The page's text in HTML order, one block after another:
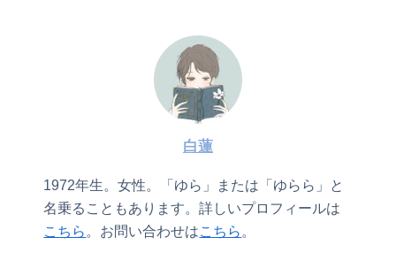
白蓮
1972年生。女性。「ゆら」または「ゆらら」と
名乗ることもあります。詳しいプロフィールは
こちら 。お問い合わせはこちら 。